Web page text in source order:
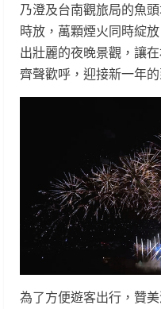
乃澄及台南觀旅局的魚
時放，萬顆煙火同時綻
出壯麗的夜晚景觀，讓
齊聲歡呼，迎接新一年的
為了方便遊客出行，贊